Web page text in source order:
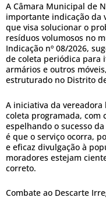
A Câmara Municipal de
importante indicação da
que visa solucionar o
resíduos volumosos no
Indicação nº 08/2026,
de coleta periódica para
armários e outros
estruturado no Distrito
A iniciativa da
coleta programada,
espelhando o sucesso
é que o serviço ocorra,
e eficaz divulgação à
moradores estejam
correto.
Combate ao Descarte